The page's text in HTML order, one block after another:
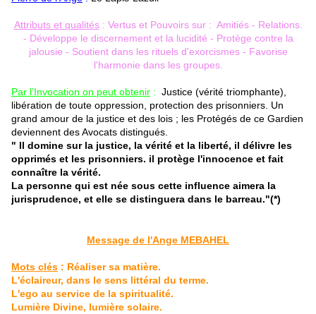
Attributs et qualités: Vertus et Pouvoirs sur : Amitiés - Relations.
- Développe le discernement et la lucidité - Protège contre la
jalousie - Soutient dans les rituels d'exorcismes - Favorise
l'harmonie dans les groupes.
Par l’Invocation on peut obtenir : Justice (vérité triomphante),
libération de toute oppression, protection des prisonniers. Un
grand amour de la justice et des lois ; les Protégés de ce Gardien
deviennent des Avocats distingués.
" Il domine sur la justice, la vérité et la liberté, il délivre les
opprimés et les prisonniers. il protège l'innocence et fait
connaître la vérité.
La personne qui est née sous cette influence aimera la
jurisprudence, et elle se distinguera dans le barreau."(*)
Message de l'Ange MEBAHEL
Mots clés : Réaliser sa matière.
L'éclaireur, dans le sens littéral du terme.
L'ego au service de la spiritualité.
Lumière Divine, lumière solaire.